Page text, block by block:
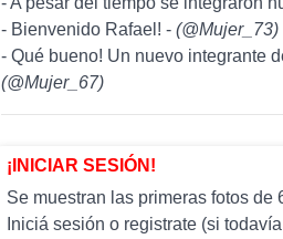
- Bienvenido Rafael! - (@Mujer_73)
- Qué bueno! Un nuevo integrante
(@Mujer_67)
¡INICIAR SESIÓN!
Se muestran las primeras fotos
Iniciá sesión o registrate (si